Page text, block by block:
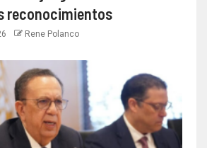
reconocimientos
Rene Polanco